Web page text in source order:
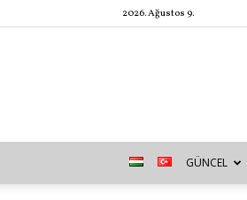
2026. Ağustos 9.
GÜNCEL